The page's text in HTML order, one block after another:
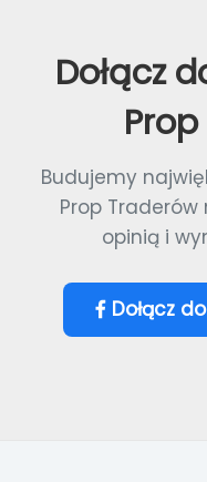
Dołącz
Budujemy
Prop
opinią i
Dołącz